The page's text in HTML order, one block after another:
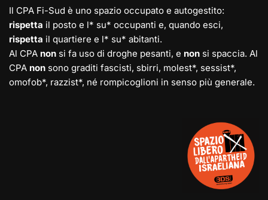
Il CPA Fi-Sud è uno spazio occupato e autogestito:
rispetta il posto e l* su* occupanti e, quando esci,
rispetta il quartiere e l* su* abitanti.
Al CPA non si fa uso di droghe pesanti, e non si spaccia. Al
CPA non sono graditi fascisti, sbirri, molest*, sessist*,
omofob*, razzist*, né rompicoglioni in senso più generale.